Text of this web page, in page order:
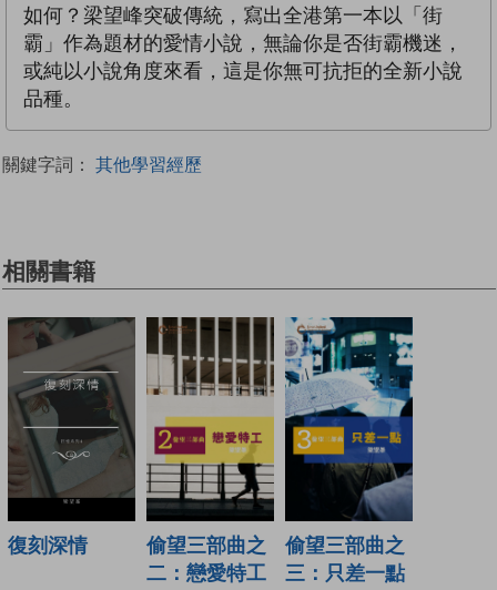
如何？梁望峰突破傳統，寫出全港第一本以「街
霸」作為題材的愛情小說，無論你是否街霸機迷，
或純以小說角度來看，這是你無可抗拒的全新小說
品種。
關鍵字詞： 其他學習經歷
相關書籍
復刻深情
偷望三部曲之
二：戀愛特工
偷望三部曲之
三：只差一點